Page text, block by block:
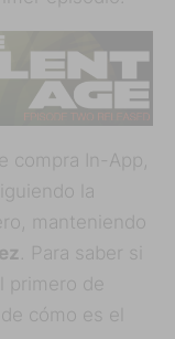
compra In-App,
la
manteniendo
. Para saber si
primero de
cómo es el